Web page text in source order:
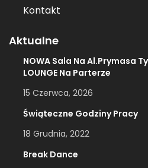
Kontakt
Aktualne
NOWA Sala Na Al.Prymasa
LOUNGE Na Parterze
15 Czerwca, 2026
Świąteczne Godziny Pracy
18 Grudnia, 2022
Break Dance